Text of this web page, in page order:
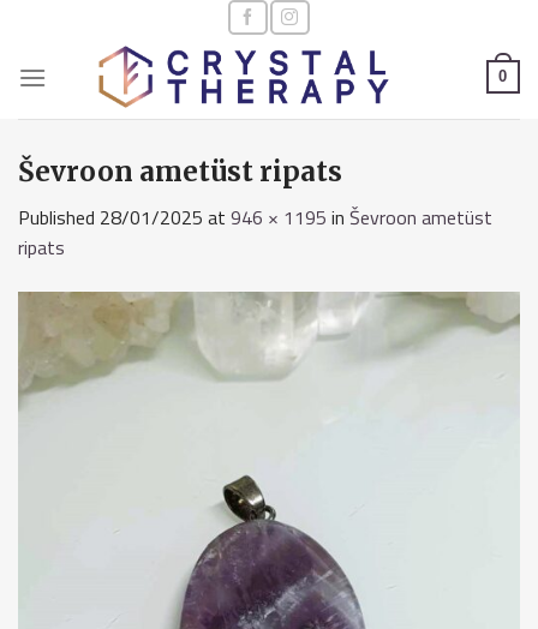
content
0
Ševroon ametüst ripats
Published 28/01/2025 at 946 × 1195 in Ševroon ametüst
ripats